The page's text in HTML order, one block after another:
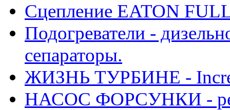
Сцепление EATON
Подогреватели -
сепараторы.
ЖИЗНЬ ТУРБИНЕ -
НАСОС ФОРСУНКИ -